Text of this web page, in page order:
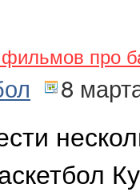
про
8